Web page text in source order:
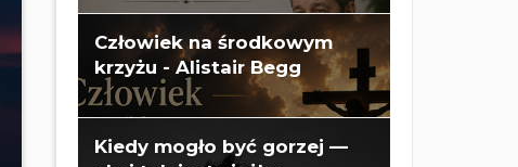
Człowiek na środkowym
krzyżu - Alistair Begg
Kiedy mogło być gorzej —